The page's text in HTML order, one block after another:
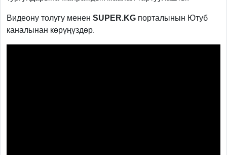
Видеону толугу менен SUPER.KG порталынын Ютуб
каналынан көрүңүздөр.